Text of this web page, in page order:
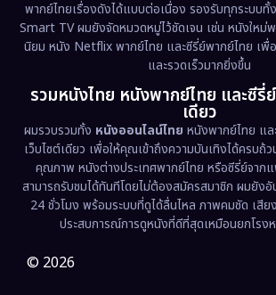
Epic มหากาพย์
Erotic
Family ครอบครัว
Fantasy จินตนาการ
Fiction
Film
Gothic
พากย์ไทยเรื่องดังได้แบบต่อเนื่อง รองรับทุกระบบ
Smart TV ผมยังจัดหมวดหมู่ไว้ชัดเจน เช่น หนังใหม่
นิยม หนัง Netflix พากย์ไทย และซีรี่ย์พากย์ไทย เพื่
และรวดเร็วมากยิ่งขึ้น
รวมหนังไทย หนังพากย์ไทย และซีรี่
เดียว
ผมรวบรวมทั้ง หนังออนไลน์ไทย หนังพากย์ไทย แล
เว็บไซต์เดียว เพื่อให้คุณเข้าถึงความบันเทิงได้ครบถ้ว
คุณภาพ หนังต่างประเทศพากย์ไทย หรือซีรี่ย์จา
สามารถรับชมได้ทันทีโดยไม่ต้องสมัครสมาชิก ผมยัง
24 ชั่วโมง พร้อมระบบที่ดูได้ลื่นไหล ภาพคมชัด เสี
ประสบการณ์การดูหนังที่ดีที่สุดเหมือนยกโรง
© 2026